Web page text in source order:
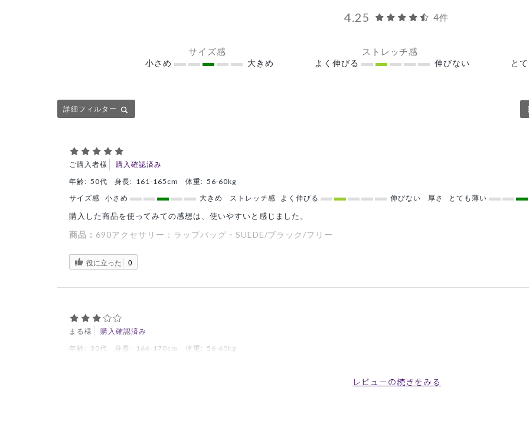
4.25 4件
サイズ感
小さめ 大きめ
ストレッチ感
よく伸びる 伸びない と
詳細フィルター
ご購入者様 購入確認済み
年齢: 50代 身長: 161-165cm 体重: 56-60kg
サイズ感
小さめ 大きめ ストレッチ感 よく伸びる 伸びない 厚さ とても薄い
購入した商品を使ってみての感想は、使いやすいと感じました。
商品： 690アクセサリー：ラップバッグ・SUEDE/ブラック/フリー
役に立った 0
まる様 購入確認済み
年齢: 30代 身長: 166-170cm 体重: 56-60kg
デザイン、素材ともにとてもいいのですが、容量が小さくあまり入りません。レビューの続きをみる